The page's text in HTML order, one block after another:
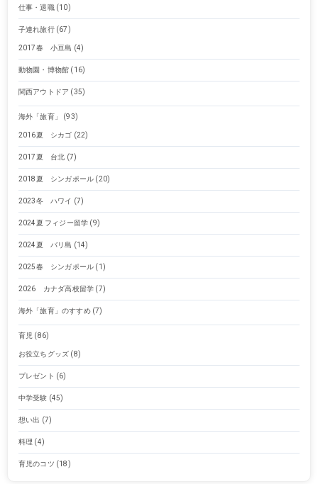
仕事・退職 (10)
子連れ旅行(67)
2017春 小豆島 (4)
動物園・博物館 (16)
関西アウトドア (35)
海外「旅育」 (93)
2016夏 シカゴ (22)
2017夏 台北 (7)
2018夏 シンガポール (20)
2023冬 ハワイ (7)
2024夏 フィジー留学 (9)
2024夏 バリ島 (14)
2025春 シンガポール (1)
2026 カナダ高校留学 (7)
海外「旅育」のすすめ(7)
育児 (86)
お役立ちグッズ (8)
プレゼント (6)
中学受験 (45)
想い出 (7)
料理 (4)
育児のコツ (18)